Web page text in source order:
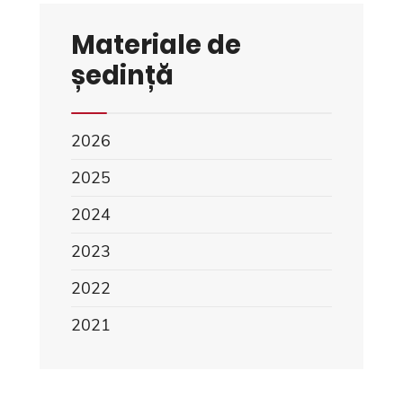
Materiale de
ședință
2026
2025
2024
2023
2022
2021